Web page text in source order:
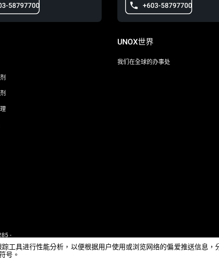
58797700
+603-58797700
UNOX世界
我们在全球的办事处
-
工具进行性能分析，以便根据用户使用或浏览网络的偏爱推送信息
号。